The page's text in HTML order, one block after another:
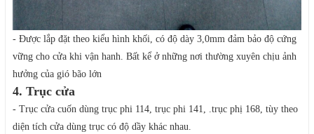
- Được lắp đặt theo kiểu hình khối, có độ dày 3,0mm đảm bảo độ cứng
vững cho cửa khi vận hanh. Bất kể ở những nơi thường xuyên chịu ảnh
hưởng của gió bão lớn
4. Trục cửa
- Trục cửa cuốn dùng trục phi 114, trục phi 141, .trục phị 168, tùy theo
diện tích cửa dùng trục có độ dầy khác nhau.